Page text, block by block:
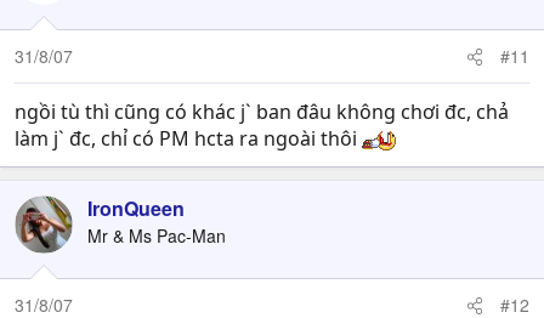
31/8/07 #11
ngồi tù thì cũng có khác j` ban đâu không chơi đc, chả
làm j` đc, chỉ có PM hcta ra ngoài thôi
IronQueen
Mr & Ms Pac-Man
31/8/07 #12